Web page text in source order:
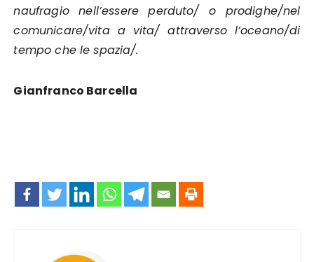
naufragio nell’essere perduto/ o prodighe/nel
comunicare/vita a vita/ attraverso l’oceano/di
tempo che le spazia/.
Gianfranco Barcella